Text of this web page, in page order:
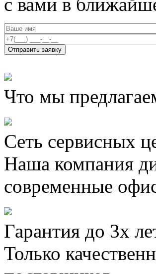
с вами в
Что мы
Сеть сервисных
Наша компания
современные
Гарантия до 3х
Только